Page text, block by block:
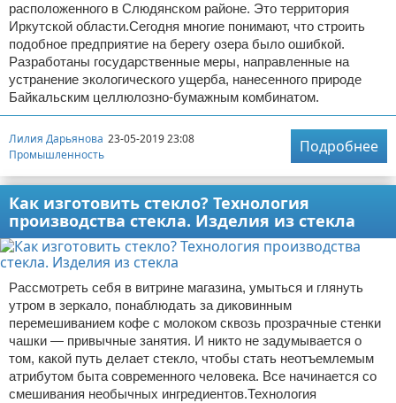
расположенного в Слюдянском районе. Это территория
Иркутской области.Сегодня многие понимают, что строить
подобное предприятие на берегу озера было ошибкой.
Разработаны государственные меры, направленные на
устранение экологического ущерба, нанесенного природе
Байкальским целлюлозно-бумажным комбинатом.
Лилия Дарьянова 23-05-2019 23:08
Промышленность
Подробнее
Как изготовить стекло? Технология
производства стекла. Изделия из стекла
Рассмотреть себя в витрине магазина, умыться и глянуть
утром в зеркало, понаблюдать за диковинным
перемешиванием кофе с молоком сквозь прозрачные стенки
чашки — привычные занятия. И никто не задумывается о
том, какой путь делает стекло, чтобы стать неотъемлемым
атрибутом быта современного человека. Все начинается со
смешивания необычных ингредиентов.Технология